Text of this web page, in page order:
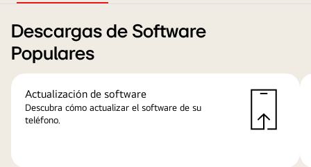
Descargas de Software
Populares
Actualización de software
Descubra cómo actualizar el software de su
teléfono.